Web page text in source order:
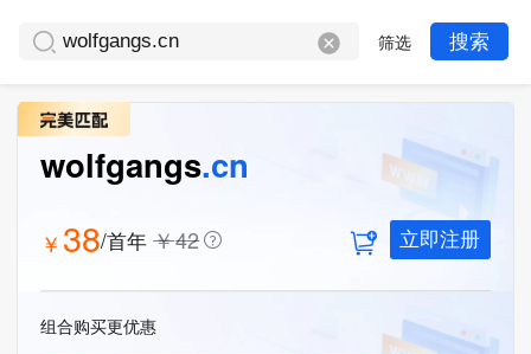
筛选 搜索
wolfgangs.cn
￥ 38/首年 ￥42 立即注册
组合购买更优惠